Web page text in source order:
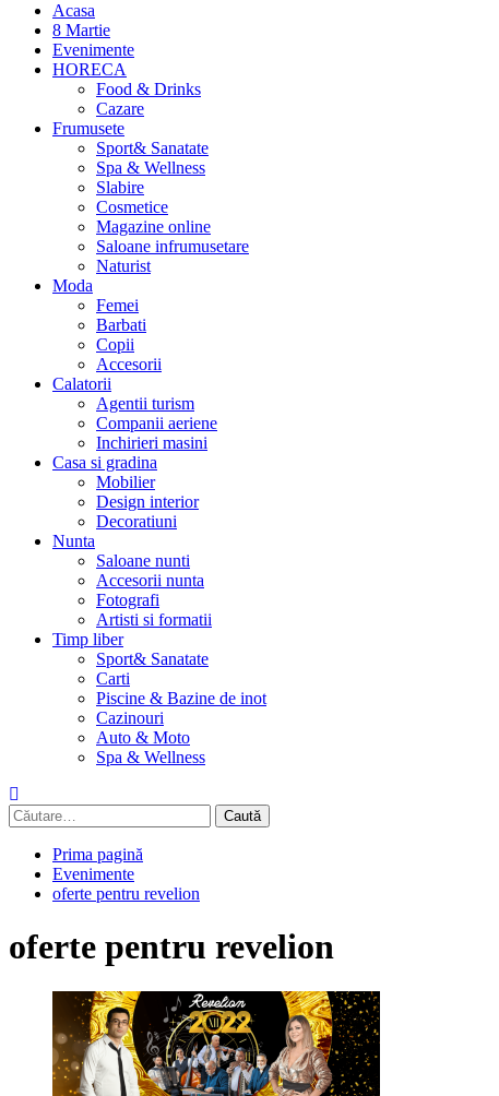
Acasa
8 Martie
Evenimente
HORECA
Food & Drinks
Cazare
Frumusete
Sport& Sanatate
Spa & Wellness
Slabire
Cosmetice
Magazine online
Saloane infrumusetare
Naturist
Moda
Femei
Barbati
Copii
Accesorii
Calatorii
Agentii turism
Companii aeriene
Inchirieri masini
Casa si gradina
Mobilier
Design interior
Decoratiuni
Nunta
Saloane nunti
Accesorii nunta
Fotografi
Artisti si formatii
Timp liber
Sport& Sanatate
Carti
Piscine & Bazine de inot
Cazinouri
Auto & Moto
Spa & Wellness
Caută
după:
Prima pagină
Evenimente
oferte pentru revelion
oferte pentru revelion